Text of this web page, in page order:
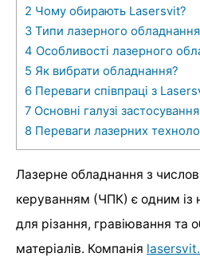
2 Чому обирають Lasersvit?
3 Типи лазерного обладнання
4 Особливості лазерного
5 Як вибрати обладнання?
6 Переваги співпраці з
7 Основні галузі застосування
8 Переваги лазерних
Лазерне обладнання з
керуванням (ЧПК) є одним із
для різання, гравіювання та
матеріалів. Компанія